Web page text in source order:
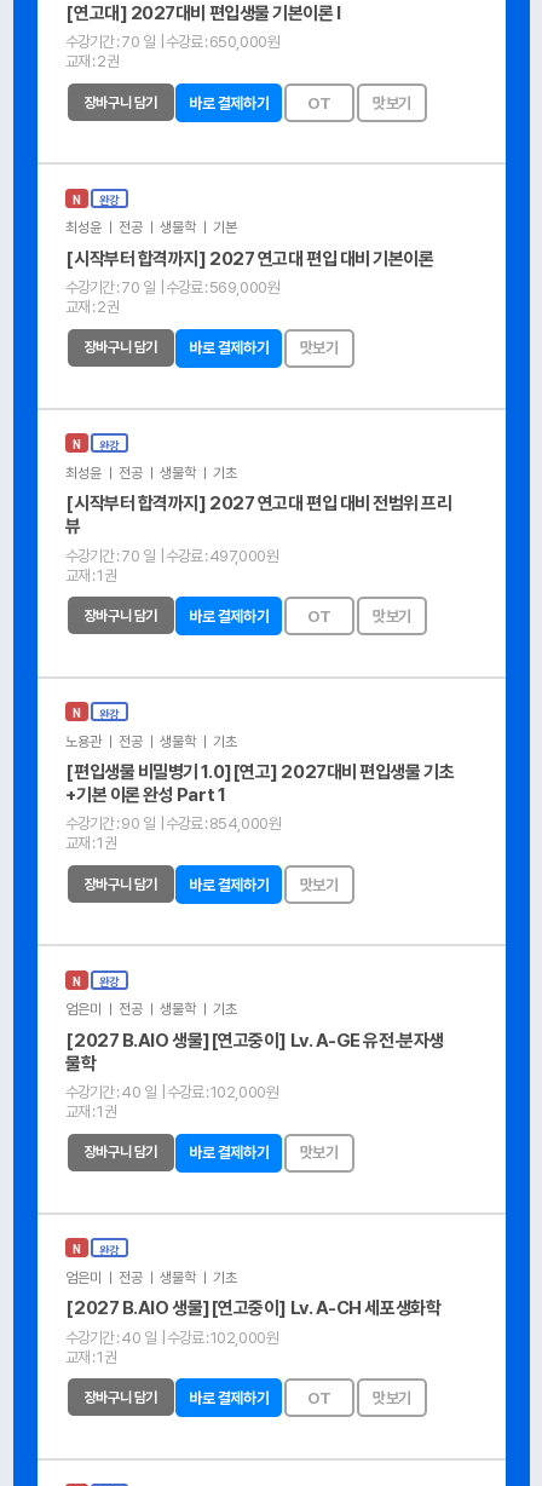
[연고대] 2027대비 편입생물 기본이론 Ⅰ
수강기간 :70 일 | 수강료 :650,000원
교재 :2권
장바구니 담기 바로 결제하기 OT 맛보기
N 완강
최성윤 ㅣ 전공 ㅣ 생물학 ㅣ 기본
[시작부터 합격까지] 2027 연고대 편입 대비 기본이론
수강기간 :70 일 | 수강료 :569,000원
교재 :2권
장바구니 담기 바로 결제하기 맛보기
N 완강
최성윤 ㅣ 전공 ㅣ 생물학 ㅣ 기초
[시작부터 합격까지] 2027 연고대 편입 대비 전범위 프리
뷰
수강기간 :70 일 | 수강료 :497,000원
교재 :1권
장바구니 담기 바로 결제하기 OT 맛보기
N 완강
노용관 ㅣ 전공 ㅣ 생물학 ㅣ 기초
[편입생물 비밀병기 1.0][연고] 2027대비 편입생물 기초
+기본 이론 완성 Part 1
수강기간 :90 일 | 수강료 :854,000원
교재 :1권
장바구니 담기 바로 결제하기 맛보기
N 완강
엄은미 ㅣ 전공 ㅣ 생물학 ㅣ 기초
[2027 B.AIO 생물][연고중이] Lv. A-GE 유전·분자생
물학
수강기간 :40 일 | 수강료 :102,000원
교재 :1권
장바구니 담기 바로 결제하기 맛보기
N 완강
엄은미 ㅣ 전공 ㅣ 생물학 ㅣ 기초
[2027 B.AIO 생물][연고중이] Lv. A-CH 세포생화학
수강기간 :40 일 | 수강료 :102,000원
교재 :1권
장바구니 담기 바로 결제하기 OT 맛보기